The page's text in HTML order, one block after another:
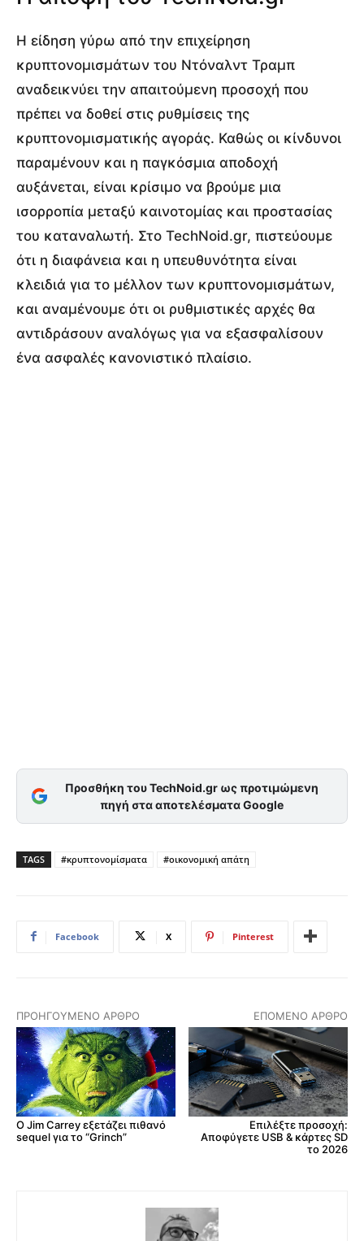
Η είδηση γύρω από την επιχείρηση
κρυπτονομισμάτων του Ντόναλντ Τραμπ
αναδεικνύει την απαιτούμενη προσοχή που
πρέπει να δοθεί στις ρυθμίσεις της
κρυπτονομισματικής αγοράς. Καθώς οι κίνδυνοι
παραμένουν και η παγκόσμια αποδοχή
αυξάνεται, είναι κρίσιμο να βρούμε μια
ισορροπία μεταξύ καινοτομίας και προστασίας
του καταναλωτή. Στο TechNoid.gr, πιστεύουμε
ότι η διαφάνεια και η υπευθυνότητα είναι
κλειδιά για το μέλλον των κρυπτονομισμάτων,
και αναμένουμε ότι οι ρυθμιστικές αρχές θα
αντιδράσουν αναλόγως για να εξασφαλίσουν
ένα ασφαλές κανονιστικό πλαίσιο.
Προσθήκη του TechNoid.gr ως προτιμώμενη
πηγή στα αποτελέσματα Google
TAGS #κρυπτονομίσματα #οικονομική απάτη
Facebook X Pinterest
ΠΡΟΗΓΟΎΜΕΝΟ ΆΡΘΡΟ
Ο Jim Carrey εξετάζει πιθανό
sequel για το “Grinch”
ΕΠΌΜΕΝΟ ΆΡΘΡΟ
Επιλέξτε προσοχή:
Αποφύγετε USB & κάρτες SD
το 2026